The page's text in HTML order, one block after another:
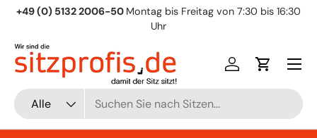
+49 (0) 5132 2006-50 Montag bis Freitag von 7:30 bis 16:30
Uhr
Suchen
Art
Alle
Einloggen
Menü